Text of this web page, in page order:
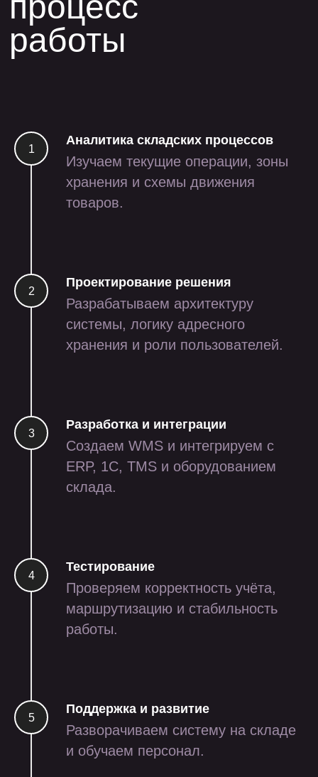
Аналитика складских процессов
Изучаем текущие операции, зоны
хранения и схемы движения
товаров.
Проектирование решения
Разрабатываем архитектуру
системы, логику адресного
хранения и роли пользователей.
Разработка и интеграции
Создаем WMS и интегрируем с
ERP, 1С, TMS и оборудованием
склада.
Тестирование
Проверяем корректность учёта,
маршрутизацию и стабильность
работы.
Поддержка и развитие
Разворачиваем систему на складе
и обучаем персонал.
ритейл
заказов на маркетплейсы
через тсд и смартфон